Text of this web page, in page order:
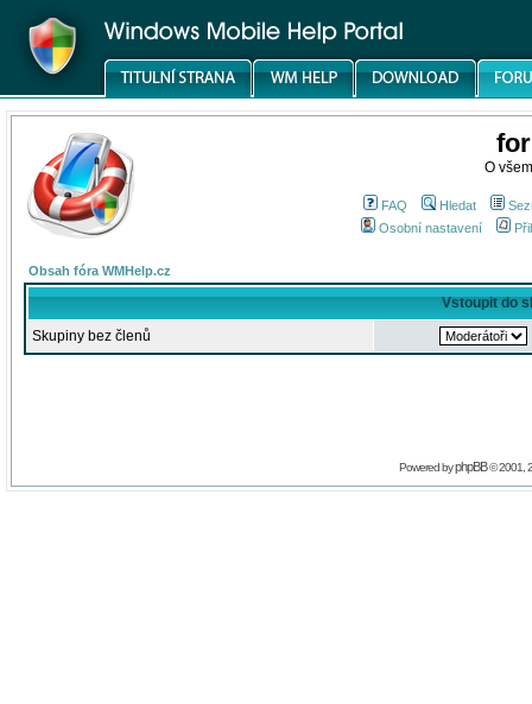
O
FAQ Hledat
Osobní nastavení
Obsah fóra WMHelp.cz
Vstoupit do
Skupiny bez členů
Powered byphpBB© 2001,